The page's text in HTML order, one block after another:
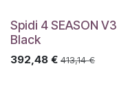
Spidi 4 SEASON V3
Black
392,48 € 413,14€